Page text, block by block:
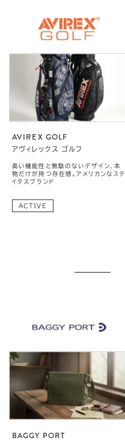
AVIREX GOLF
アヴィレックス ゴルフ
高い機能性と無駄のないデザイン、本
物だけが持つ存在感。アメリカンなステ
イタスブランド
ACTIVE
BAGGY PORT